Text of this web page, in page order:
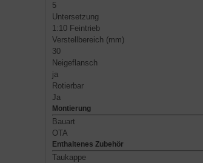
5
Untersetzung
1:10 Feintrieb
Verstellbereich (mm)
30
Neigeflansch
ja
Rotierbar
Ja
Montierung
Bauart
OTA
Enthaltenes Zubehör
Taukappe